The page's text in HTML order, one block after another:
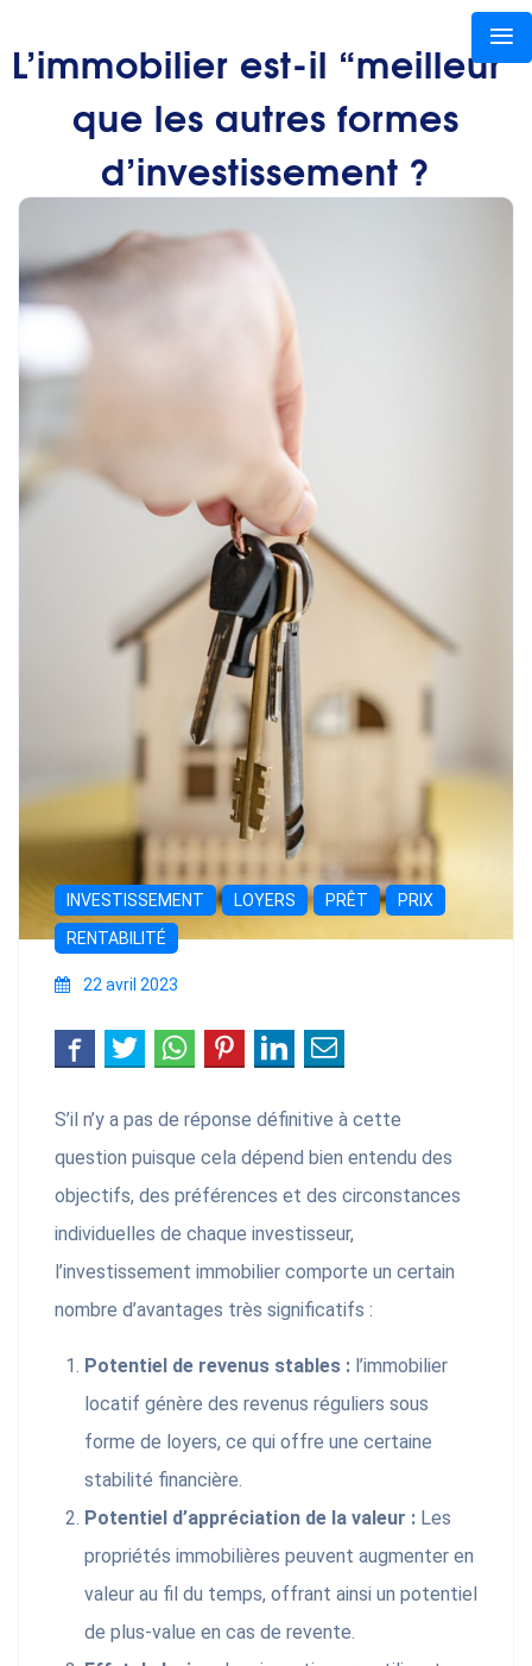
L’immobilier est-il “meilleur”
que les autres formes
d’investissement ?
INVESTISSEMENT LOYERS PRÊT
PRIX
RENTABILITÉ
22 avril 2023
S’il n’y a pas de réponse définitive à cette
question puisque cela dépend bien entendu des
objectifs, des préférences et des circonstances
individuelles de chaque investisseur,
l’investissement immobilier comporte un certain
nombre d’avantages très significatifs :
Potentiel de revenus stables : l’immobilier
locatif génère des revenus réguliers sous
forme de loyers, ce qui offre une certaine
stabilité financière.
Potentiel d’appréciation de la valeur : Les
propriétés immobilières peuvent augmenter en
valeur au fil du temps, offrant ainsi un potentiel
de plus-value en cas de revente.